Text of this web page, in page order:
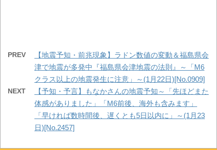
PREV
【地震予知・前兆現象】ラドン数値の変動＆福島県会
津で地震が多発中『福島県会津地震の法則』～「M6
クラス以上の地震発生に注意」～(1月22日)[No.0909]
NEXT
【予知・予言】もなかさんの地震予知～「先ほどまた
体感がありました」「M6前後、海外も含みます」
「早ければ数時間後、遅くとも5日以内に」～(1月23
日)[No.2457]